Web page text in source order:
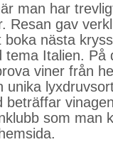
man har
Resan gav
nästa
tema Italien. På
viner från
unika
beträffar
som man